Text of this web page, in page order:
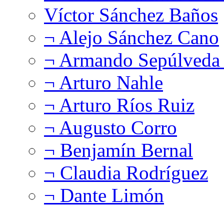
Víctor Sánchez Baños
¬ Alejo Sánchez Cano
¬ Armando
¬ Arturo Nahle
¬ Arturo Ríos Ruiz
¬ Augusto Corro
¬ Benjamín Bernal
¬ Claudia Rodríguez
¬ Dante Limón